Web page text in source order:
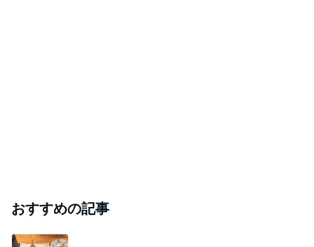
おすすめの記事